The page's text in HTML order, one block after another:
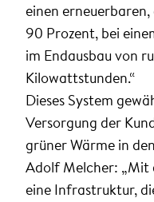
einen
90 Prozent, bei
im Endausbau von
Kilowattstunden.“
Dieses System
Versorgung der
grüner Wärme in
Adolf Melcher: „Mit
eine Infrastruktur,